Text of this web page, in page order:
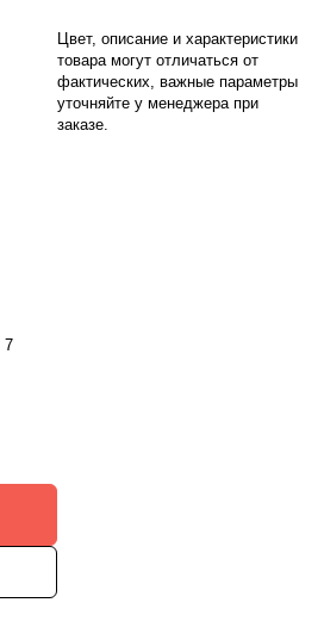
7
Цвет, описание и характеристики
товара могут отличаться от
фактических, важные параметры
уточняйте у менеджера при
заказе.